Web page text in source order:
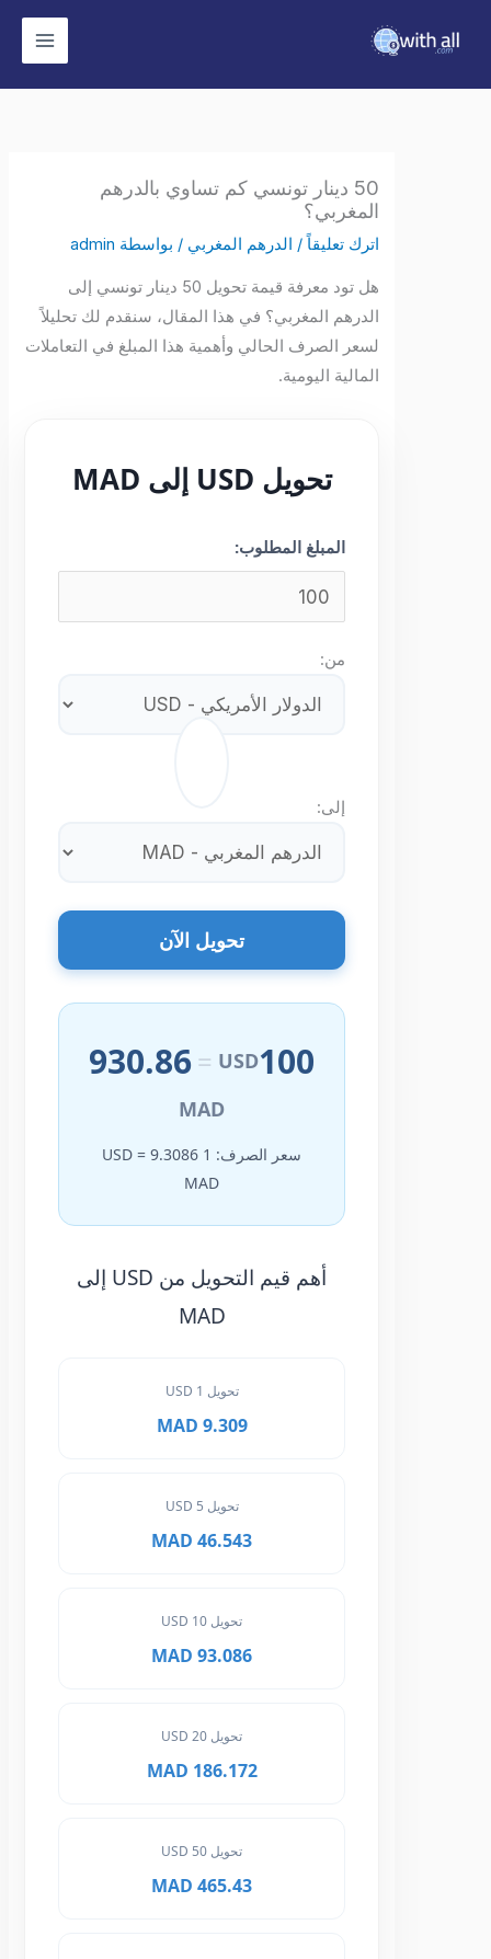
50 دينار تونسي كم تساوي بالدرهم
المغربي؟
اترك تعليقاً /الدرهم المغربي/ بواسطة admin
هل تود معرفة قيمة تحويل 50 دينار تونسي إلى
الدرهم المغربي؟ في هذا المقال، سنقدم لك تحليلاً
لسعر الصرف الحالي وأهمية هذا المبلغ في التعاملات
المالية اليومية.
تحويل USD إلى MAD
المبلغ المطلوب:
تحويل الآن
100
USD
=
930.86
MAD
سعر الصرف: 1 USD = 9.3086
أهم قيم التحويل من USD إلى
MAD
تحويل 1 USD
9.309 MAD
تحويل 5 USD
46.543 MAD
93.086 MAD
186.172 MAD
465.43 MAD